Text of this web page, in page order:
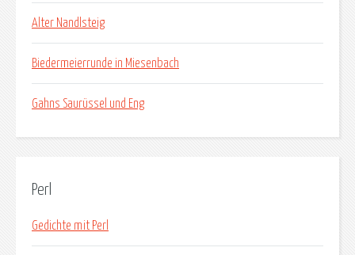
Alter Nandlsteig
Biedermeierrunde in Miesenbach
Gahns Saurüssel und Eng
Perl
Gedichte mit Perl